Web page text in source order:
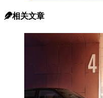
相关文章